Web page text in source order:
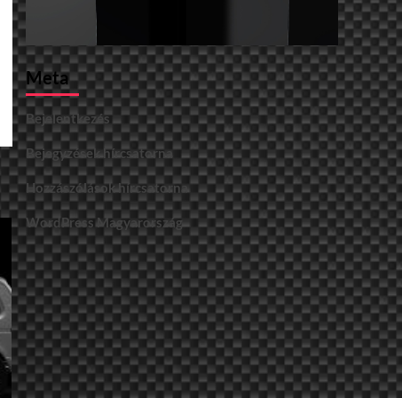
Meta
Bejelentkezés
Bejegyzések hírcsatorna
Hozzászólások hírcsatorna
WordPress Magyarország